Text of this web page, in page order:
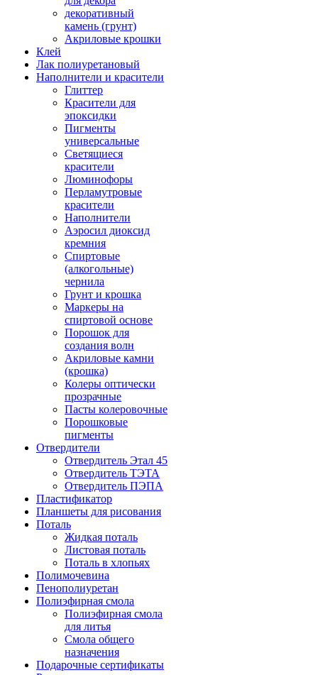
декоративный
камень (грунт)
Акриловые крошки
Клей
Лак полиуретановый
Наполнители и красители
Глиттер
Красители для
эпоксидки
Пигменты
универсальные
Светящиеся
красители
Люминофоры
Перламутровые
красители
Наполнители
Аэросил диоксид
кремния
Спиртовые
(алкогольные)
чернила
Грунт и крошка
Маркеры на
спиртовой основе
Порошок для
создания волн
Акриловые камни
(крошка)
Колеры оптически
прозрачные
Пасты колеровочные
Порошковые
пигменты
Отвердители
Отвердитель Этал 45
Отвердитель ТЭТА
Отвердитель ПЭПА
Пластификатор
Планшеты для рисования
Поталь
Жидкая поталь
Листовая поталь
Поталь в хлопьях
Полимочевина
Пенополиуретан
Полиэфирная смола
Полиэфирная смола
для литья
Смола общего
назначения
Подарочные сертификаты